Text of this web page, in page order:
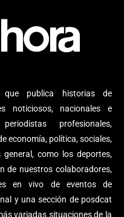
publica historias de
noticiosos, nacionales e
profesionales,
economía, política, sociales,
como los deportes,
de nuestros colaboradores,
en vivo de eventos de
y una sección de posdcat
variadas situaciones de la